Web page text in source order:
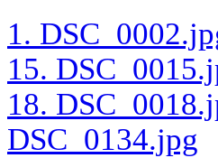
1.
15.
18.
DSC_0134.jpg